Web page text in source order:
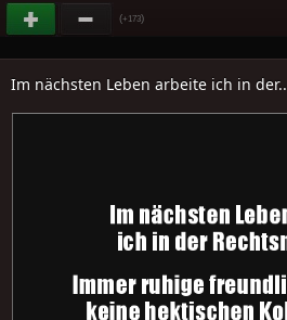
(+173)
Im nächsten Leben arbeite ich in der..